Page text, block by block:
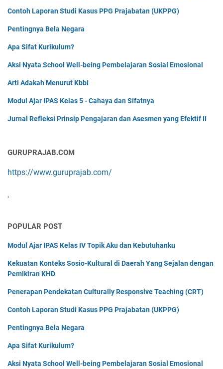
Contoh Laporan Studi Kasus PPG Prajabatan (UKPPG)
Pentingnya Bela Negara
Apa Sifat Kurikulum?
Aksi Nyata School Well-being Pembelajaran Sosial Emosional
Arti Adakah Menurut Kbbi
Modul Ajar IPAS Kelas 5 - Cahaya dan Sifatnya
Jurnal Refleksi Prinsip Pengajaran dan Asesmen yang Efektif II
GURUPRAJAB.COM
https://www.guruprajab.com/
'
POPULAR POST
Modul Ajar IPAS Kelas IV Topik Aku dan Kebutuhanku
Kekuatan Konteks Sosio-Kultural di Daerah Yang Sejalan dengan
Pemikiran KHD
Penerapan Pendekatan Culturally Responsive Teaching (CRT)
Contoh Laporan Studi Kasus PPG Prajabatan (UKPPG)
Pentingnya Bela Negara
Apa Sifat Kurikulum?
Aksi Nyata School Well-being Pembelajaran Sosial Emosional